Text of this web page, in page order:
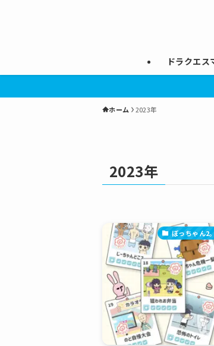
ドラクエス
ホーム 2023年
2023年
ぼっちゃん2